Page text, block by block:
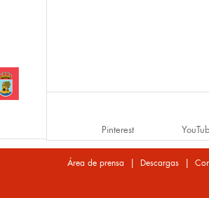
Pinterest
Área de prensa | Descargas |